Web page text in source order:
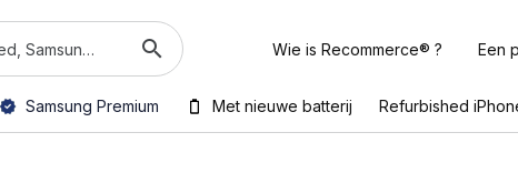
Wie is Recommerce® ? Een
Samsung Premium Met nieuwe batterij Refurbished